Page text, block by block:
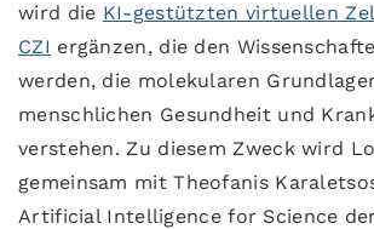
wird die KI-gestützten virtuellen
CZI ergänzen, die den
werden, die molekularen
menschlichen Gesundheit und
verstehen. Zu diesem Zweck wird
gemeinsam mit Theofanis
Artificial Intelligence for Science